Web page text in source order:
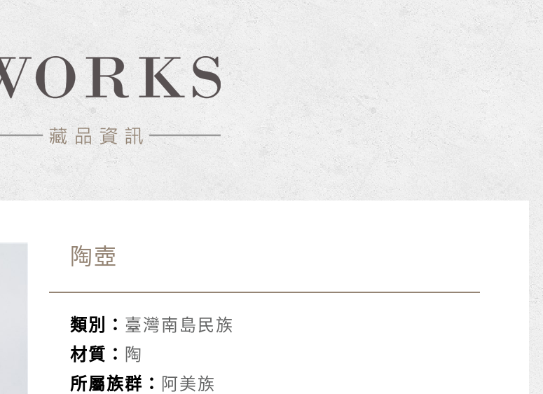
陶壺
類別： 臺灣南島民族
材質： 陶
所屬族群： 阿美族